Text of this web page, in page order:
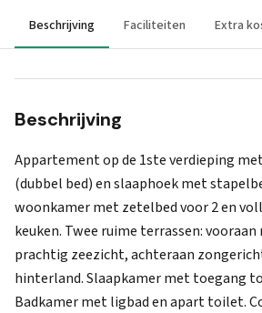
Beschrijving Faciliteiten Extra
Beschrijving
Appartement op de 1ste verdieping
(dubbel bed) en slaaphoek met
woonkamer met zetelbed voor 2 en
keuken. Twee ruime terrassen:
prachtig zeezicht, achteraan
hinterland. Slaapkamer met toegang
Badkamer met ligbad en apart toilet.